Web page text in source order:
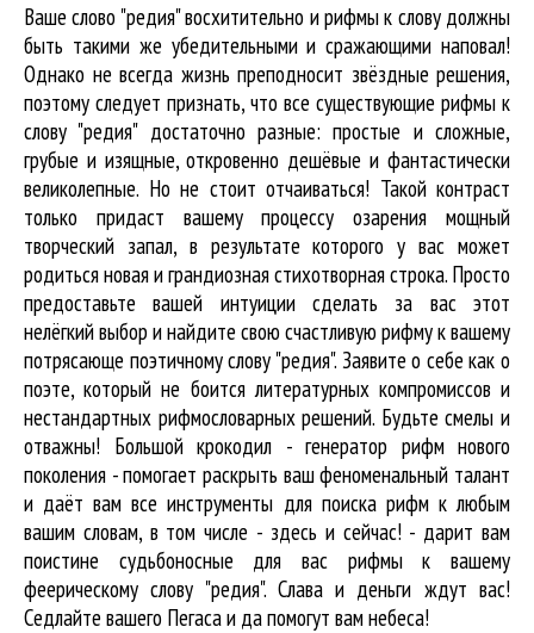
Ваше слово "редия" восхитительно и рифмы к слову должны
быть такими же убедительными и сражающими наповал!
Однако не всегда жизнь преподносит звёздные решения,
поэтому следует признать, что все существующие рифмы к
слову "редия" достаточно разные: простые и сложные,
грубые и изящные, откровенно дешёвые и фантастически
великолепные. Но не стоит отчаиваться! Такой контраст
только придаст вашему процессу озарения мощный
творческий запал, в результате которого у вас может
родиться новая и грандиозная стихотворная строка. Просто
предоставьте вашей интуиции сделать за вас этот
нелёгкий выбор и найдите свою счастливую рифму к вашему
потрясающе поэтичному слову "редия". Заявите о себе как о
поэте, который не боится литературных компромиссов и
нестандартных рифмословарных решений. Будьте смелы и
отважны! Большой крокодил - генератор рифм нового
поколения - помогает раскрыть ваш феноменальный талант
и даёт вам все инструменты для поиска рифмк любым
вашим словам, в том числе - здесь и сейчас! - дарит вам
поистине судьбоносные для вас рифмы к вашему
феерическому слову "редия". Слава и деньги ждут вас!
Седлайте вашего Пегаса и да помогут вам небеса!